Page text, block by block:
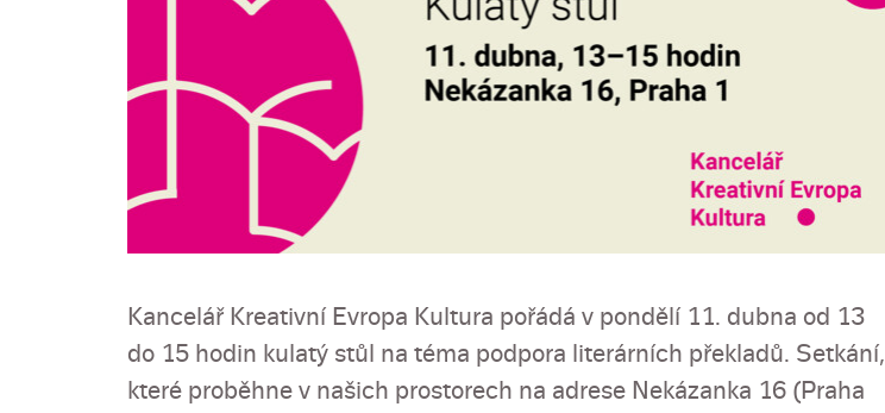
Kancelář Kreativní Evropa Kultura pořádá v pondělí 11. dubna od 13
do 15 hodin kulatý stůl na téma podpora literárních překladů. Setkání,
které proběhne v našich prostorech na adrese Nekázanka 16 (Praha